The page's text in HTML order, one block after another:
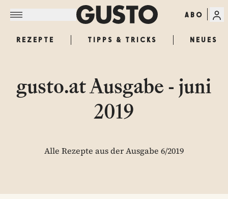
ABO
REZEPTE TIPPS & TRICKS NEUES
gusto.at Ausgabe - juni
2019
Alle Rezepte aus der Ausgabe 6/2019